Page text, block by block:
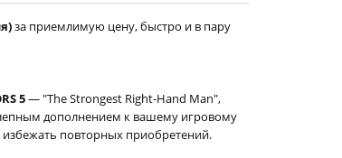
за приемлимую цену, быстро и в пару
5— "The Strongest Right-Hand Man",
дополнением к вашему игровому
повторных приобретений.